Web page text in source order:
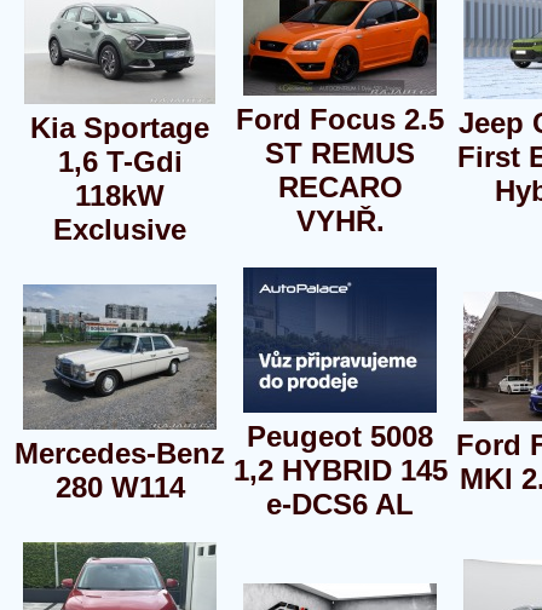
Kia Sportage
1,6 T-Gdi
118kW
Exclusive
Ford Focus 2.5
ST REMUS
RECARO
VYHŘ.
Jeep
First
Mercedes-Benz
280 W114
Peugeot 5008
1,2 HYBRID 145
e-DCS6 AL
Ford
MKI